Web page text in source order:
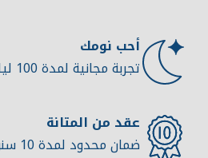
أحب نومك
تجربة مجانية لمدة 100 ليلة بدون مخاطر.
عقد من المتانة
ضمان محدود لمدة 10 سنوات.